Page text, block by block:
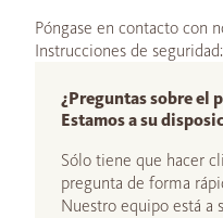
Póngase en contacto con
Instrucciones de
¿Preguntas sobre el
Estamos a su
Sólo tiene que hacer
pregunta de forma
Nuestro equipo está a